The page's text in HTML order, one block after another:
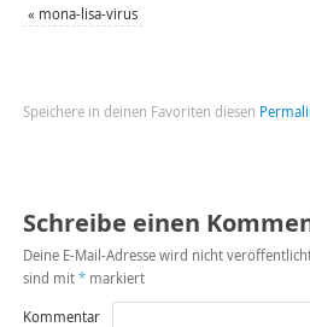
« mona-lisa-virus
Speichere in deinen Favoriten diesen
Schreibe einen
Deine E-Mail-Adresse wird nicht
sind mit *markiert
Kommentar